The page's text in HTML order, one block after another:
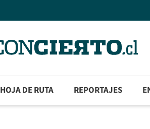
HOJA DE RUTA REPORTAJES